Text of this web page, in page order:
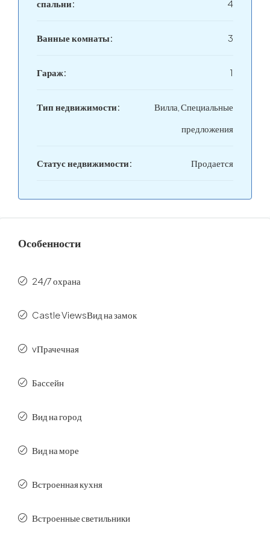
спальни: 4
Ванные комнаты: 3
Гараж: 1
Тип недвижимости:
Вилла, Специальные
предложения
Статус недвижимости: Продается
Особенности
24/7 охрана
Castle ViewsВид на замок
vПрачечная
Бассейн
Вид на город
Вид на море
Встроенная кухня
Встроенные светильники